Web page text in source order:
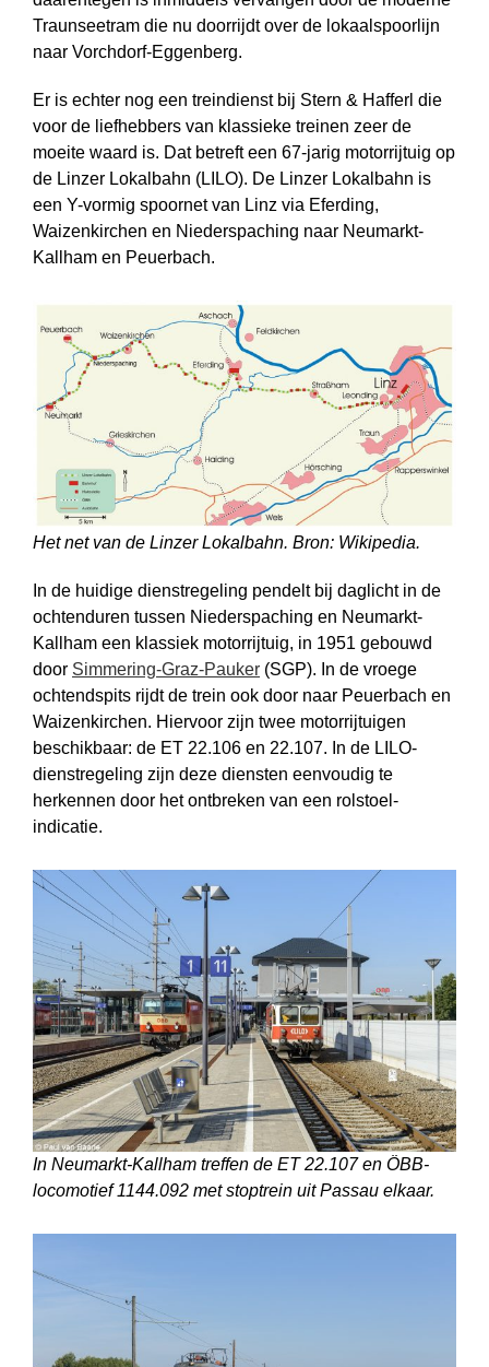
Traunseetram die nu doorrijdt over de lokaalspoorlijn
naar Vorchdorf-Eggenberg.
Er is echter nog een treindienst bij Stern & Hafferl die
voor de liefhebbers van klassieke treinen zeer de
moeite waard is. Dat betreft een 67-jarig motorrijtuig op
de Linzer Lokalbahn (LILO). De Linzer Lokalbahn is
een Y-vormig spoornet van Linz via Eferding,
Waizenkirchen en Niederspaching naar Neumarkt-
Kallham en Peuerbach.
Het net van de Linzer Lokalbahn. Bron: Wikipedia.
In de huidige dienstregeling pendelt bij daglicht in de
ochtenduren tussen Niederspaching en Neumarkt-
Kallham een klassiek motorrijtuig, in 1951 gebouwd
door Simmering-Graz-Pauker (SGP). In de vroege
ochtendspits rijdt de trein ook door naar Peuerbach en
Waizenkirchen. Hiervoor zijn twee motor­rijtuigen
beschikbaar: de ET 22.106 en 22.107. In de LILO-
dienstregeling zijn deze diensten eenvoudig te
herkennen door het ontbreken van een rolstoel­
indicatie.
In Neumarkt-Kallham treffen de ET 22.107 en ÖBB-
locomotief 1144.092 met stoptrein uit Passau elkaar.